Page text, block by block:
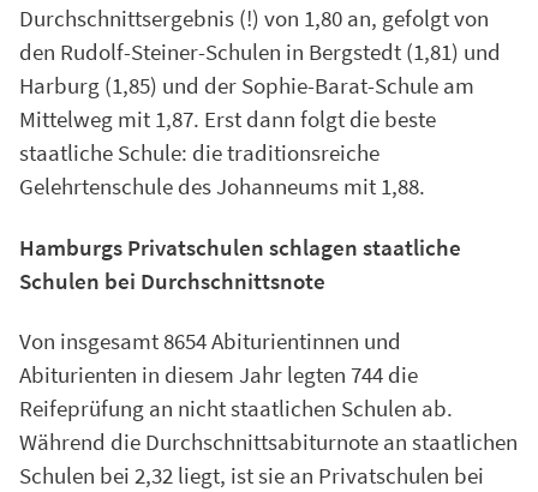
Durchschnittsergebnis (!) von 1,80 an, gefolgt von
den Rudolf-Steiner-Schulen in Bergstedt (1,81) und
Harburg (1,85) und der Sophie-Barat-Schule am
Mittelweg mit 1,87. Erst dann folgt die beste
staatliche Schule: die traditionsreiche
Gelehrtenschule des Johanneums mit 1,88.
Hamburgs Privatschulen schlagen staatliche
Schulen bei Durchschnittsnote
Von insgesamt 8654 Abiturientinnen und
Abiturienten in diesem Jahr legten 744 die
Reifeprüfung an nicht staatlichen Schulen ab.
Während die Durchschnittsabiturnote an staatlichen
Schulen bei 2,32 liegt, ist sie an Privatschulen bei